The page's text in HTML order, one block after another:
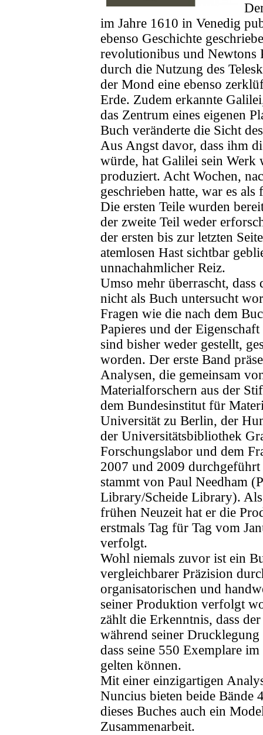
im Jahre 1610 in Venedig
ebenso Geschichte
revolutionibus und Newtons
durch die Nutzung des
der Mond eine ebenso
Erde. Zudem erkannte
das Zentrum eines eigenen
Buch veränderte die Sicht
Aus Angst davor, dass ihm
würde, hat Galilei sein Werk
produziert. Acht Wochen,
geschrieben hatte, war es
Die ersten Teile wurden
der zweite Teil weder
der ersten bis zur letzten
atemlosen Hast sichtbar
unnachahmlicher Reiz.
Umso mehr überrascht,
nicht als Buch untersucht
Fragen wie die nach dem
Papieres und der
sind bisher weder gestellt,
worden. Der erste Band
Analysen, die gemeinsam
Materialforschern aus der
dem Bundesinstitut für
Universität zu Berlin, der
der Universitätsbibliothek
Forschungslabor und dem
2007 und 2009
stammt von Paul Needham
Library/Scheide Library). Als
frühen Neuzeit hat er die
erstmals Tag für Tag vom
verfolgt.
Wohl niemals zuvor ist ein
vergleichbarer Präzision
organisatorischen und
seiner Produktion verfolgt
zählt die Erkenntnis, dass
während seiner
dass seine 550 Exemplare
gelten können.
Mit einer einzigartigen
Nuncius bieten beide Bände
dieses Buches auch ein
Zusammenarbeit.